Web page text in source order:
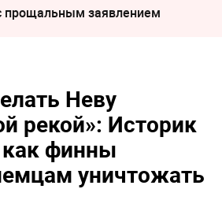
прощальным заявлением
Неву
рекой»: Историк
как финны
уничтожать